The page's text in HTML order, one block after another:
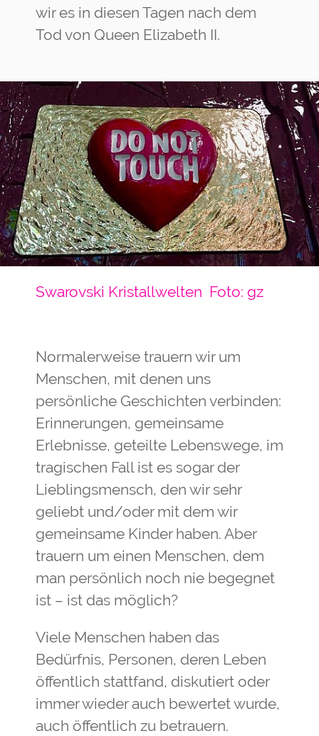
wir es in diesen Tagen nach dem
Tod von Queen Elizabeth II.
Swarovski Kristallwelten Foto: gz
Normalerweise trauern wir um
Menschen, mit denen uns
persönliche Geschichten verbinden:
Erinnerungen, gemeinsame
Erlebnisse, geteilte Lebenswege, im
tragischen Fall ist es sogar der
Lieblingsmensch, den wir sehr
geliebt und/oder mit dem wir
gemeinsame Kinder haben. Aber
trauern um einen Menschen, dem
man persönlich noch nie begegnet
ist – ist das möglich?
Viele Menschen haben das
Bedürfnis, Personen, deren Leben
öffentlich stattfand, diskutiert oder
immer wieder auch bewertet wurde,
auch öffentlich zu betrauern.